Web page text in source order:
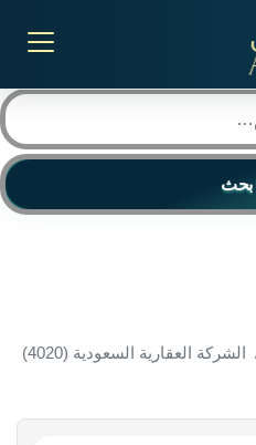
بحث
الشركة العقارية السعودية (4020)